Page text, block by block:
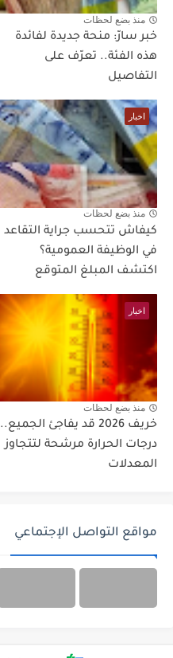
منذ بضع لحظات
خبر سارّ: منحة جديدة لفائدة
هذه الفئة.. تعرّف على
التفاصيل
اخبار
منذ بضع لحظات
كيفاش تتحسب جراية التقاعد
في الوظيفة العمومية؟
اكتشف المبلغ المتوقع
اخبار
منذ بضع لحظات
خريف 2026 قد يفاجئ الجميع..
درجات الحرارة مرشحة لتتجاوز
المعدلات
مواقع التواصل الإجتماعي